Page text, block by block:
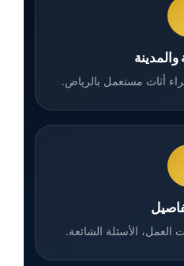
أثاث مستعمل بالرياض.
العمل، الأسئلة الشائعة.